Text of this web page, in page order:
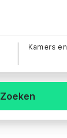
Kamers
Zoeken